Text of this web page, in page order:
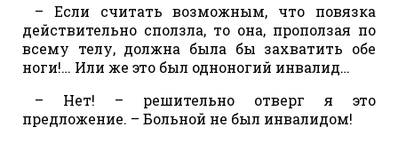
– Если считать возможным, что повязка
действительно сползла, то она, проползая по
всему телу, должна была бы захватить обе
ноги!… Или же это был одноногий инвалид…
– Нет! – решительно отверг я это
предложение. – Больной не был инвалидом!